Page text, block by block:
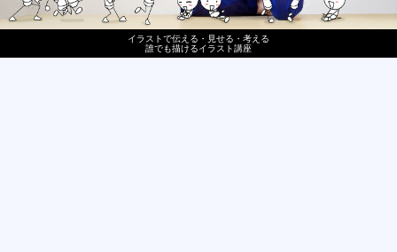
イラストで伝える・見せる・考える
誰でも描けるイラスト講座